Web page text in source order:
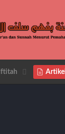
Iftitah Artikel